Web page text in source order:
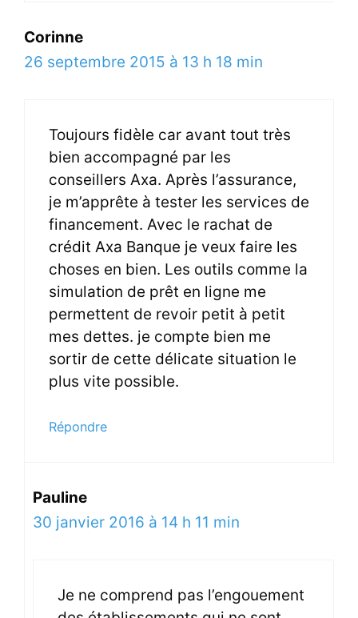
Corinne
26 septembre 2015 à 13 h 18 min
Toujours fidèle car avant tout très
bien accompagné par les
conseillers Axa. Après l’assurance,
je m’apprête à tester les services de
financement. Avec le rachat de
crédit Axa Banque je veux faire les
choses en bien. Les outils comme la
simulation de prêt en ligne me
permettent de revoir petit à petit
mes dettes. je compte bien me
sortir de cette délicate situation le
plus vite possible.
Répondre
Pauline
30 janvier 2016 à 14 h 11 min
Je ne comprend pas l’engouement